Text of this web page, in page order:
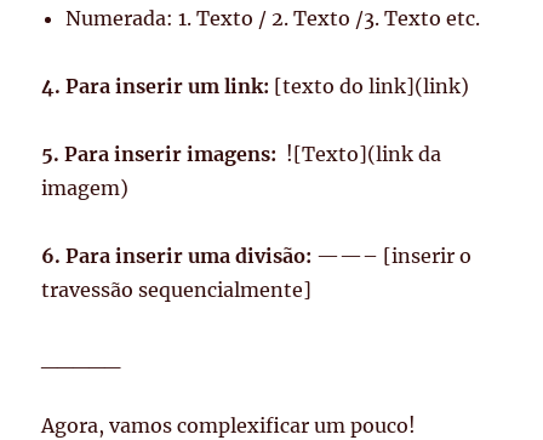
Numerada: 1. Texto / 2. Texto /3. Texto etc.
4. Para inserir um link: [texto do link](link)
5. Para inserir imagens: ![Texto](link da
imagem)
6. Para inserir uma divisão: ——– [inserir o
travessão sequencialmente]
Agora, vamos complexificar um pouco!